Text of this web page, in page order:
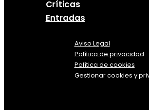
Críticas
Entradas
Aviso Legal
Política de privacidad
Política de cookies
Gestionar cookies y